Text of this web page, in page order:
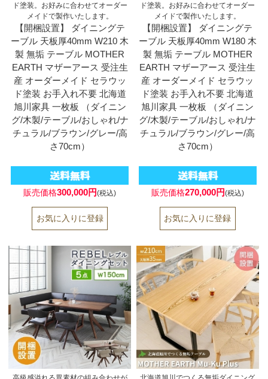
ド塗装。お好みに合わせてオーダー
メイドで製作いたします。
【開梱設置】 ダイニングテ
ーブル 天板厚40mm W210 木
製 無垢 テーブル MOTHER
EARTH マザーアース 受注生
産 オーダーメイド セラウッ
ド塗装 お手入れ不要 北海道
旭川家具 一枚板 （ダイニン
グ/木製/テーブル/おしゃれ/ナ
チュラル/ブラウン/グレー/高
さ70cm）
販売価格300,000円(税込)
ド塗装。お好みに合わせてオーダー
メイドで製作いたします。
【開梱設置】 ダイニングテ
ーブル 天板厚40mm W180 木
製 無垢 テーブル MOTHER
EARTH マザーアース 受注生
産 オーダーメイド セラウッ
ド塗装 お手入れ不要 北海道
旭川家具 一枚板 （ダイニン
グ/木製/テーブル/おしゃれ/ナ
チュラル/ブラウン/グレー/高
さ70cm）
販売価格270,000円(税込)